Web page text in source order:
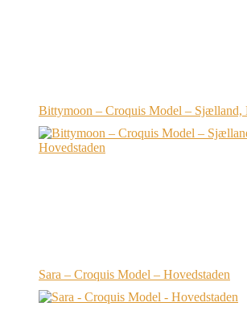
Bittymoon – Croquis Model – Sjælland,
Sara – Croquis Model – Hovedstaden